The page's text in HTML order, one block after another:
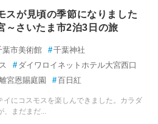
スが見頃の季節になりました
～さいたま市2泊3日の旅
葉市美術館 #千葉神社
# ダイワロイネットホテル大宮西口
宮恩賜庭園 #百日紅
にコスモスを楽しんできました。カラダ
まだまだ...